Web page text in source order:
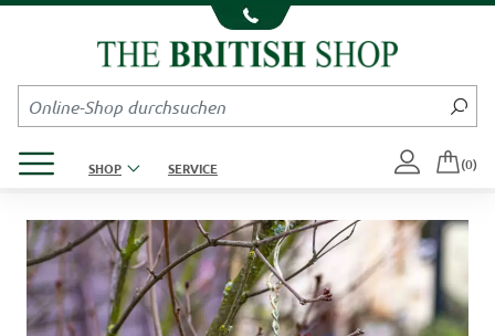
Kompletten Head der Seite überspringen
SHOP SERVICE (0)